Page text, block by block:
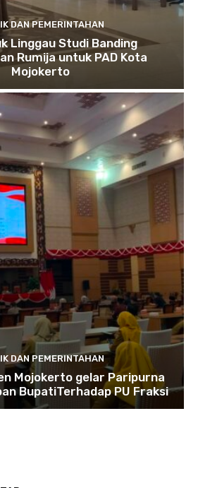
DAN PEMERINTAHAN
Linggau Studi Banding
Rumija untuk PAD Kota
Mojokerto
DAN PEMERINTAHAN
Mojokerto gelar Paripurna
BupatiTerhadap PU Fraksi